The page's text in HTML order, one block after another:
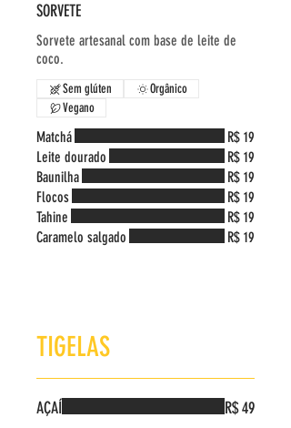
SORVETE
Sorvete artesanal com base de leite de
coco.
Matchá
R$ 19
Leite dourado
R$ 19
Baunilha
R$ 19
Flocos
R$ 19
Tahine
R$ 19
Caramelo salgado
R$ 19
Sem glúten
Orgânico
Vegano
TIGELAS
AÇAÍ R$ 49